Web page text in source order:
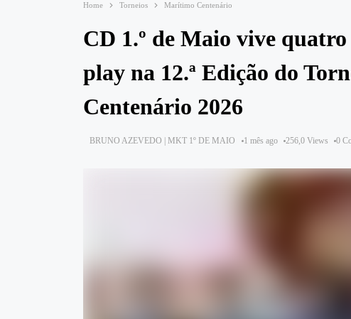
Home Torneios Marítimo Centenário
CD 1.º de Maio vive
play na 12.ª Edição do
Centenário 2026
BRUNO AZEVEDO | MKT 1º DE MAIO 1 mês ago 256,0 Views 0